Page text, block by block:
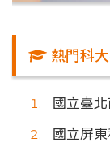
熱門科
國立臺
國立屏